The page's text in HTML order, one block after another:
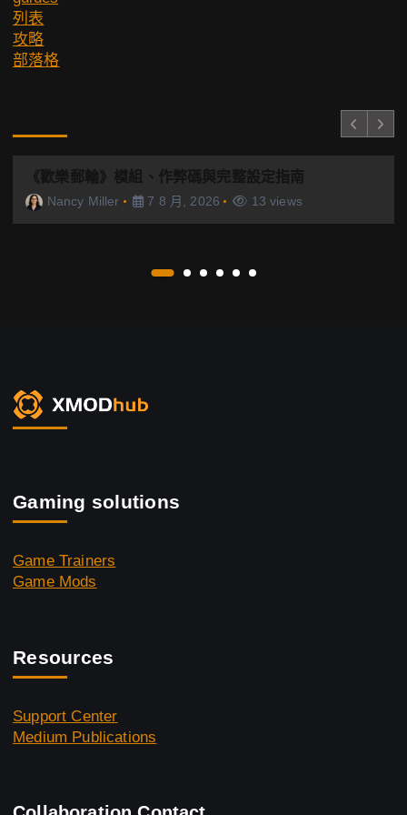
列表
攻略
部落格
《歡樂郵輪》模組、作弊碼與完整設定指南
Nancy Miller 7 8 月, 2026 13 views
Gaming solutions
Game Trainers
Game Mods
Resources
Support Center
Medium Publications